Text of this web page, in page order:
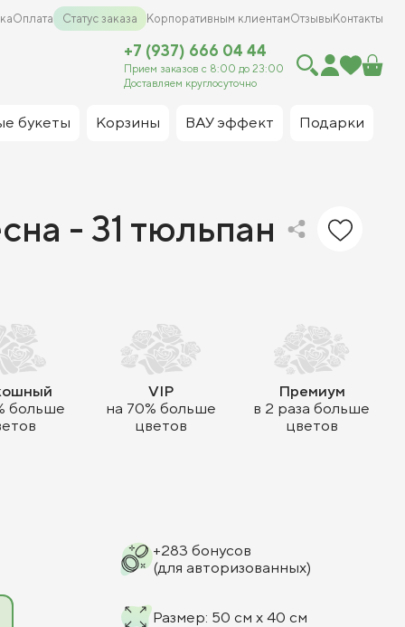
Оплата Статус заказа Корпоративным клиентамОтзывы Контакты
+7 (937) 666 04 44
Прием заказов с 8:00 до 23:00
Доставляем круглосуточно
букеты Корзины ВАУ эффект Подарки
- 31 тюльпан
больше
VIP
на 70% больше
цветов
Премиум
в 2 раза больше
цветов
+283 бонусов
(для авторизованных)
Размер: 50 см x 40 см